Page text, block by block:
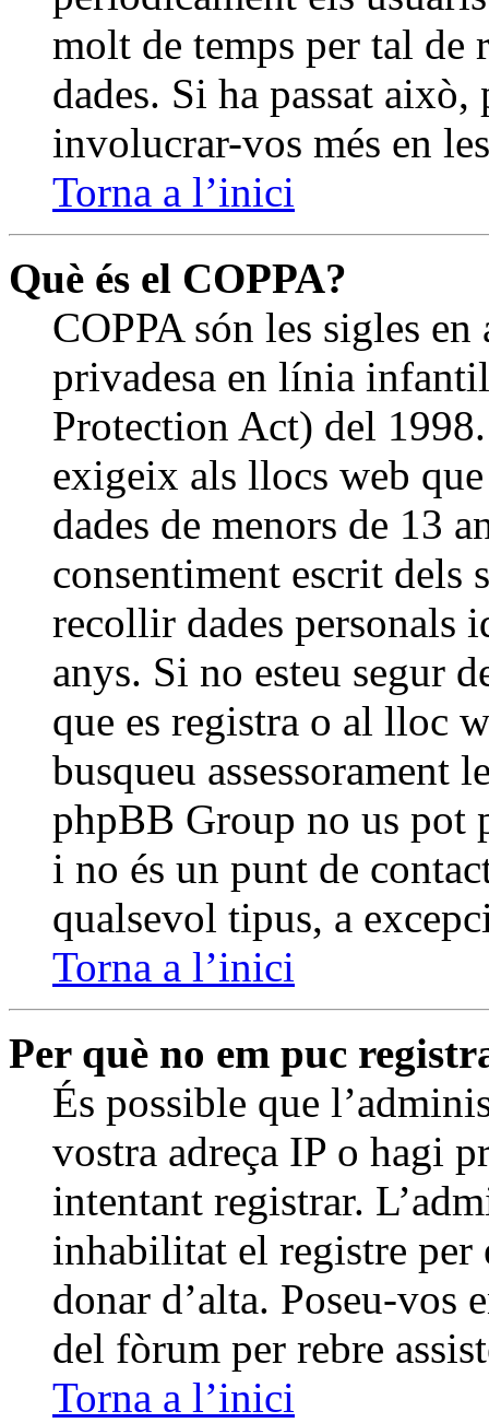
molt de temps per tal de
dades. Si ha passat
involucrar-vos més en
Torna a l’inici
Què és el COPPA?
COPPA són les sigles
privadesa en línia
Protection Act) del
exigeix als llocs web
dades de menors de 13
consentiment escrit dels
recollir dades personals
anys. Si no esteu segur
que es registra o al lloc
busqueu assessorament
phpBB Group no us pot
i no és un punt de
qualsevol tipus, a
Torna a l’inici
Per què no em puc
És possible que
vostra adreça IP o hagi
intentant registrar.
inhabilitat el registre per
donar d’alta. Poseu-vos
del fòrum per rebre
Torna a l’inici